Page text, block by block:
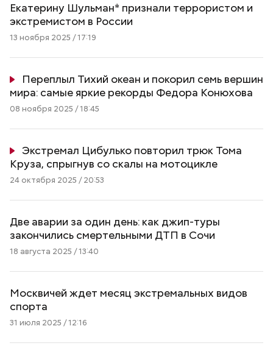
Екатерину Шульман* признали террористом и
экстремистом в России
13 ноября 2025 / 17:19
Переплыл Тихий океан и покорил семь вершин
мира: самые яркие рекорды Федора Конюхова
08 ноября 2025 / 18:45
Экстремал Цибулько повторил трюк Тома
Круза, спрыгнув со скалы на мотоцикле
24 октября 2025 / 20:53
Две аварии за один день: как джип-туры
закончились смертельными ДТП в Сочи
18 августа 2025 / 13:40
Москвичей ждет месяц экстремальных видов
спорта
31 июля 2025 / 12:16